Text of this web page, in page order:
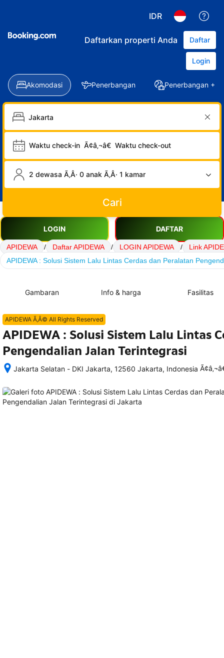
IDR
Daftarkan properti Anda Daftar
Login
Akomodasi Penerbangan Penerbangan +
Waktu check-in Ã¢â‚¬â€ Waktu check-out
2 dewasa Ã‚Â· 0 anak Ã‚Â· 1 kamar
Cari
LOGIN DAFTAR
APIDEWA / Daftar APIDEWA / LOGIN APIDEWA /
Link
APIDEWA : Solusi Sistem Lalu Lintas Cerdas dan Peralatan
Gambaran Info & harga Fasilitas
APIDEWA Ã‚Â© All Rights Reserved
APIDEWA : Solusi Sistem Lalu Lintas
Pengendalian Jalan Terintegrasi
Jakarta Selatan - DKI Jakarta, 12560 Jakarta, Indonesia
memesan,
semua
rincian